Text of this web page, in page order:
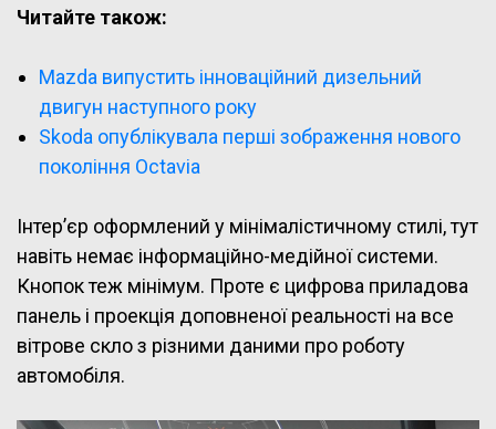
Читайте також:
Mazda випустить інноваційний дизельний
двигун наступного року
Skoda опублікувала перші зображення нового
покоління Octavia
Інтер’єр оформлений у мінімалістичному стилі, тут
навіть немає інформаційно-медійної системи.
Кнопок теж мінімум. Проте є цифрова приладова
панель і проекція доповненої реальності на все
вітрове скло з різними даними про роботу
автомобіля.